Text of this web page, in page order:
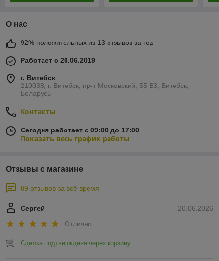
О нас
92% положительных из 13 отзывов за год
Работает с 20.06.2019
г. Витебск
210038, г. Витебск, пр-т Московский, 55 B3, Витебск,
Беларусь
Контакты
Сегодня работает с 09:00 до 17:00
Показать весь график работы
Отзывы о магазине
89 отзывов за всё время
20.06.2026
Сергей
Отлично
Сделка подтверждена через корзину